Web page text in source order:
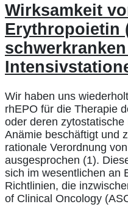
Wirksamkeit
Erythropoietin
Wir haben uns
rhEPO für die Therapie
oder deren
Anämie beschäftigt und
rationale Verordnung
ausgesprochen (1).
sich im wesentlichen an
Richtlinien, die
of Clinical Oncology